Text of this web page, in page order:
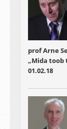
prof Arne
„Mida toob
01.02.18